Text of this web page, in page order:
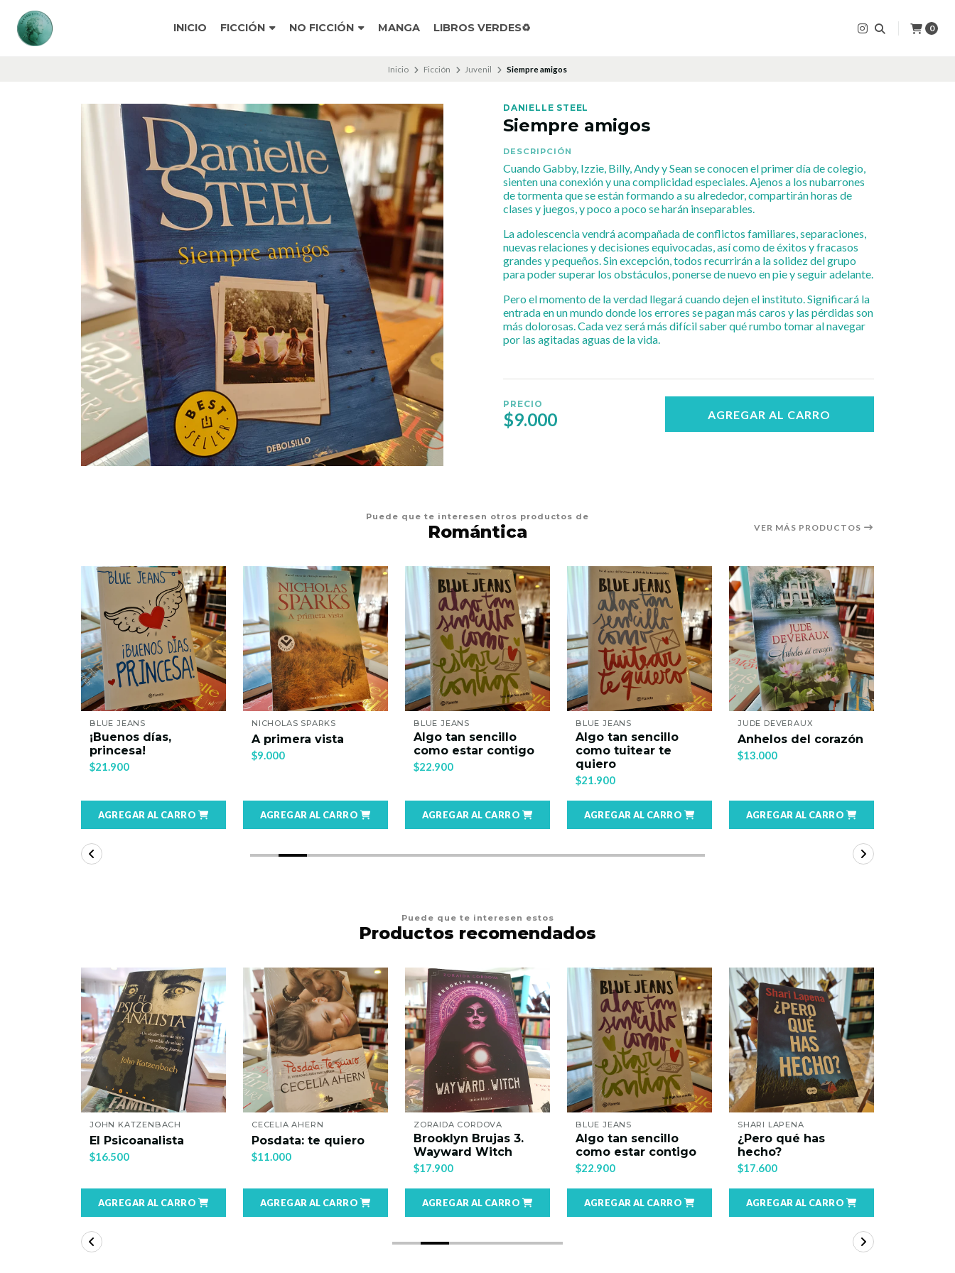
INICIO FICCIÓN NO FICCIÓN MANGA LIBROS VERDES♻️ 0
Inicio Ficción Juvenil Siempre amigos
DANIELLE STEEL
Siempre amigos
DESCRIPCIÓN
Cuando Gabby, Izzie, Billy, Andy y Sean se conocen el primer día de colegio,
sienten una conexión y una complicidad especiales. Ajenos a los nubarrones
de tormenta que se están formando a su alrededor, compartirán horas de
clases y juegos, y poco a poco se harán inseparables.
La adolescencia vendrá acompañada de conflictos familiares, separaciones,
nuevas relaciones y decisiones equivocadas, así como de éxitos y fracasos
grandes y pequeños. Sin excepción, todos recurrirán a la solidez del grupo
para poder superar los obstáculos, ponerse de nuevo en pie y seguir adelante.
Pero el momento de la verdad llegará cuando dejen el instituto. Significará la
entrada en un mundo donde los errores se pagan más caros y las pérdidas son
más dolorosas. Cada vez será más difícil saber qué rumbo tomar al navegar
por las agitadas aguas de la vida.
PRECIO
$9.000 AGREGAR AL CARRO
Puede que te interesen otros productos de
Romántica VER MÁS PRODUCTOS
NICHOLAS SPARKS
A primera vista
$9.000
AGREGAR AL CARRO
BLUE JEANS
Algo tan sencillo
como estar contigo
AGREGAR AL CARRO
BLUE JEANS
Algo tan sencillo
como tuitear te
quiero
AGREGAR AL CARRO
JUDE DEVERAUX
Anhelos del corazón
$13.000
AGREGAR AL CARRO
JOHN GREEN
Bajo la misma
estrella
AGREGAR AL CARRO
Puede que te interesen estos
Productos recomendados
Psicoanalista
AGREGAR AL CARRO
CECELIA AHERN
Posdata: te quiero
AGREGAR AL CARRO
ZORAIDA CORDOVA
Brooklyn Brujas 3.
Wayward Witch
AGREGAR AL CARRO
BLUE JEANS
Algo tan sencillo
como estar contigo
AGREGAR AL CARRO
¿Pero qué has
hecho?
AGREGAR AL CARRO
Raffasofia
AGREGAR AL CARRO